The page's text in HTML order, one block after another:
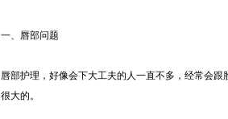
一、唇部问题
唇部护理，好像会下大工夫的人一直不多，经常会
很大的。